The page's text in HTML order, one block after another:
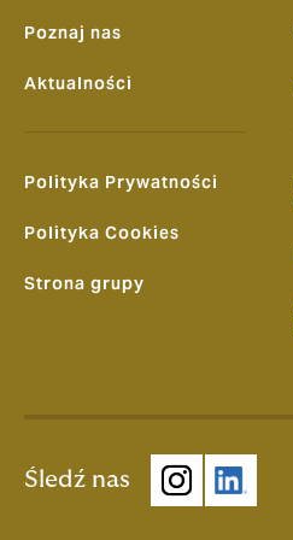
Poznaj nas
Aktualności
Polityka Prywatności
Polityka Cookies
Strona grupy
Śledź nas